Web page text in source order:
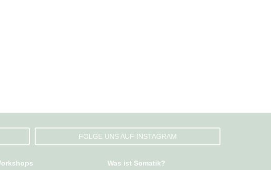
FOLGE UNS AUF INSTAGRAM
Was ist Somatik?